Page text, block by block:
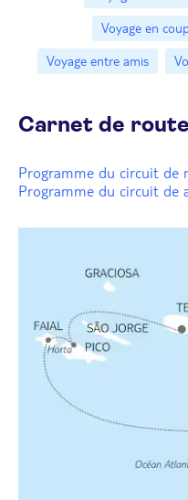
Voyage en
Voyage entre amis
Carnet de route
Programme du circuit de
Programme du circuit de